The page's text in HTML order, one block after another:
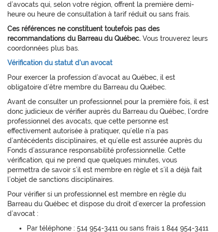
d’avocats qui, selon votre région, offrent la première demi-
heure ou heure de consultation à tarif réduit ou sans frais.
Ces références ne constituent toutefois pas des
recommandations du Barreau du Québec. Vous trouverez leurs
coordonnées plus bas.
Vérification du statut d'un avocat
Pour exercer la profession d’avocat au Québec, il est
obligatoire d’être membre du Barreau du Québec.
Avant de consulter un professionnel pour la première fois, il est
donc judicieux de vérifier auprès du Barreau du Québec, l’ordre
professionnel des avocats, que cette personne est
effectivement autorisée à pratiquer, qu’elle n’a pas
d’antécédents disciplinaires, et qu’elle est assurée auprès du
Fonds d’assurance responsabilité professionnelle. Cette
vérification, qui ne prend que quelques minutes, vous
permettra de savoir s’il est membre en règle et s’il a déjà fait
l’objet de sanctions disciplinaires.
Pour vérifier si un professionnel est membre en règle du
Barreau du Québec et dispose du droit d’exercer la profession
d’avocat :
Par téléphone : 514 954-3411 ou sans frais 1 844 954-3411